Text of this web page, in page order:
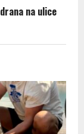
na ulice